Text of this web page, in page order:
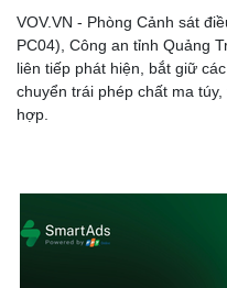
VOV.VN - Phòng Cảnh sát
PC04), Công an tỉnh Quảng
liên tiếp phát hiện, bắt giữ
chuyển trái phép chất ma
hợp.